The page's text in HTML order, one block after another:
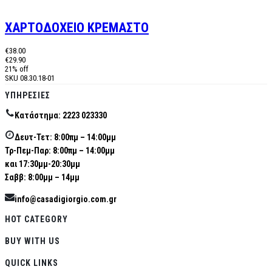
ΧΑΡΤΟΔΟΧΕΙΟ ΚΡΕΜΑΣΤΟ
€38.00
€29.90
21% off
SKU 08.30.18-01
ΥΠΗΡΕΣΊΕΣ
Κατάστημα: 2223 023330
Δευτ-Τετ: 8:00πμ – 14:00μμ
Τρ-Πεμ-Παρ: 8:00πμ – 14:00μμ
και 17:30μμ-20:30μμ
Σαββ: 8:00μμ – 14μμ
info@casadigiorgio.com.gr
HOT CATEGORY
BUY WITH US
QUICK LINKS